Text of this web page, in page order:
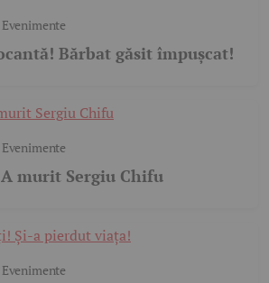
Evenimente
Bărbat găsit împușcat!
Evenimente
murit Sergiu Chifu
Evenimente